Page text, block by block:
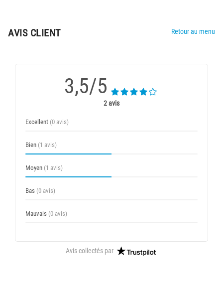
AVIS CLIENT Retour au menu
3,5/5
2 avis
Excellent (0 avis)
Bien (1 avis)
Moyen (1 avis)
Bas (0 avis)
Mauvais (0 avis)
Avis collectés par